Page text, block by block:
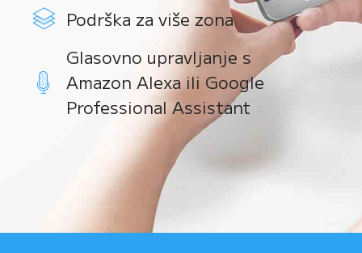
Podrška za više zona
Glasovno upravljanje s
Amazon Alexa ili Google
Professional Assistant